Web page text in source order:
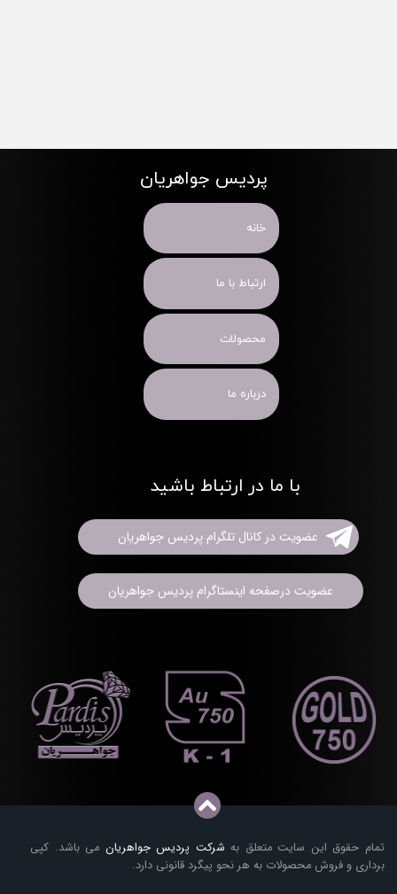
تمام حقوق این سایت متعلق به شرکت پردیس جواهریان می باشد. کپی
برداری و فروش محصولات به هر نحو پیگرد قانونی دارد.
پردیس جواهریان
خانه
ارتباط با ما
محصولات
درباره ما
با ما در ارتباط باشید
عضویت در کانال تلگرام پردیس جواهریان
عضویت درصفحه اینستاگرام پردیس جواهریان